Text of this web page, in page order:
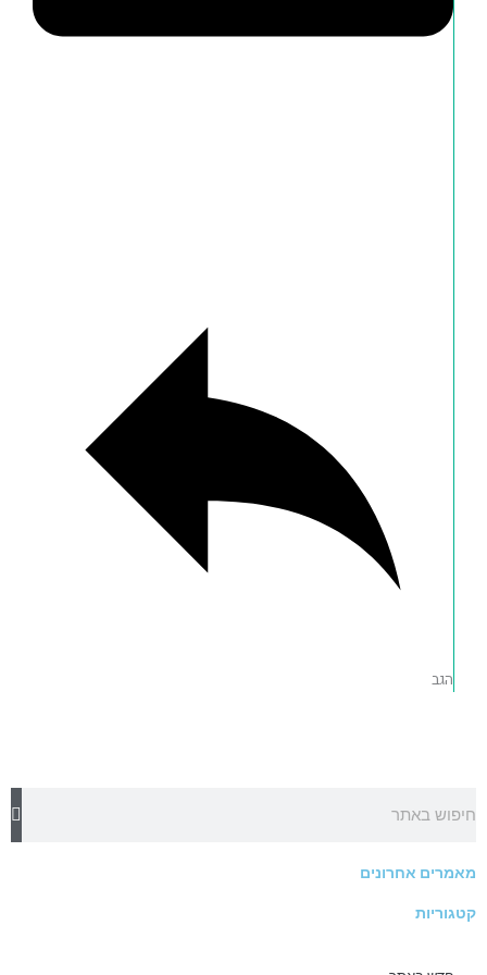
הגב
מאמרים אחרונים
קטגוריות